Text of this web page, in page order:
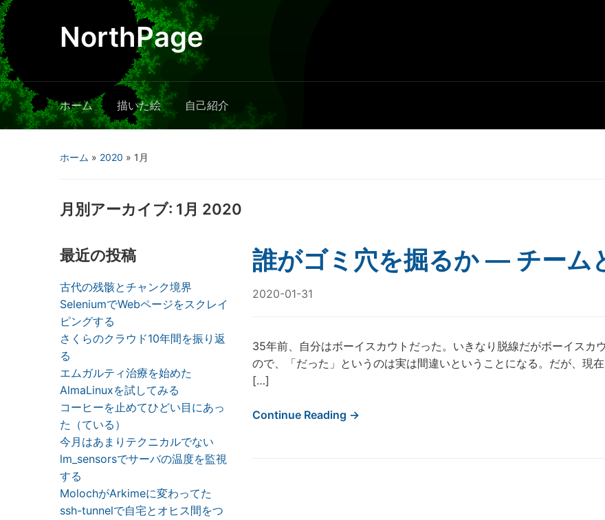
NorthPage
ホーム 描いた絵 自己紹介
ホーム » 2020 » 1月
月別アーカイブ: 1月 2020
最近の投稿
古代の残骸とチャンク境界
SeleniumでWebページをスクレイ
ピングする
さくらのクラウド10年間を振り返
る
エムガルティ治療を始めた
AlmaLinuxを試してみる
コーヒーを止めてひどい目にあっ
た（ている）
今月はあまりテクニカルでない
lm_sensorsでサーバの温度を監視
する
MolochがArkimeに変わってた
ssh-tunnelで自宅とオヒス間をつ
誰がゴミ穴を掘るか — チーム
2020-01-31
35年前、自分はボーイスカウトだった。いきなり脱線だがボーイスカ
ので、「だった」というのは実は間違いということになる。だが、現
[…]
Continue Reading →